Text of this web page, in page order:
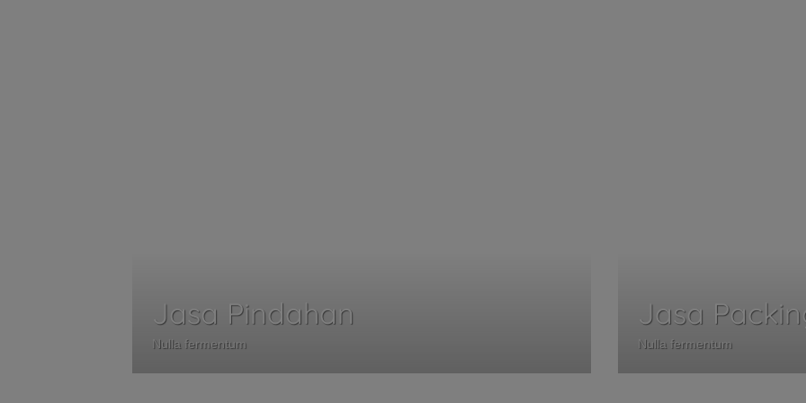
Jasa Pindahan
Nulla fermentum
Jasa
Nulla fermentum